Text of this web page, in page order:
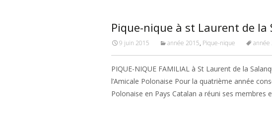
Pique-nique à st Laurent de la
9 juin 2015 année 2015, Pique-nique année
PIQUE-NIQUE FAMILIAL à St Laurent de la
l’Amicale Polonaise Pour la quatrième année
Polonaise en Pays Catalan a réuni ses membres